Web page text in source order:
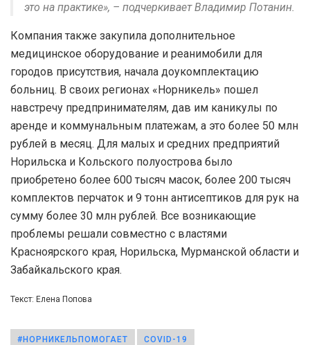
это на практике», – подчеркивает Владимир Потанин.
Компания также закупила дополнительное
медицинское оборудование и реанимобили для
городов присутствия, начала доукомплектацию
больниц. В своих регионах «Норникель» пошел
навстречу предпринимателям, дав им каникулы по
аренде и коммунальным платежам, а это более 50 млн
рублей в месяц. Для малых и средних предприятий
Норильска и Кольского полуострова было
приобретено более 600 тысяч масок, более 200 тысяч
комплектов перчаток и 9 тонн антисептиков для рук на
сумму более 30 млн рублей. Все возникающие
проблемы решали совместно с властями
Красноярского края, Норильска, Мурманской области и
Забайкальского края.
Текст: Елена Попова
#НОРНИКЕЛЬПОМОГАЕТ COVID-19